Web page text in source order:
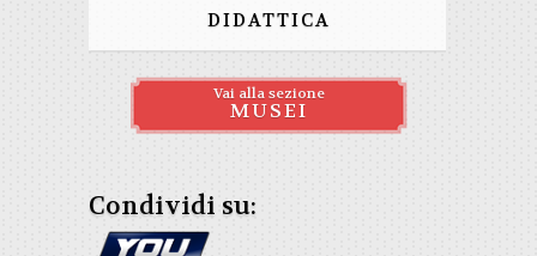
DIDATTICA
Vai alla sezione
MUSEI
Condividi su: